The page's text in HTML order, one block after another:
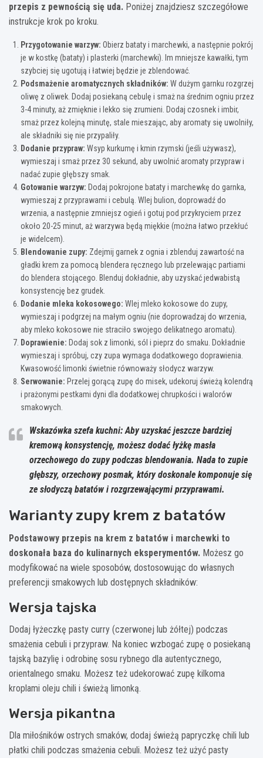
przepis z pewnością się uda. Poniżej znajdziesz szczegółowe
instrukcje krok po kroku.
Przygotowanie warzyw: Obierz bataty i marchewki, a następnie pokrój
je w kostkę (bataty) i plasterki (marchewki). Im mniejsze kawałki, tym
szybciej się ugotują i łatwiej będzie je zblendować.
Podsmażenie aromatycznych składników: W dużym garnku rozgrzej
oliwę z oliwek. Dodaj posiekaną cebulę i smaż na średnim ogniu przez
3-4 minuty, aż zmięknie i lekko się zrumieni. Dodaj czosnek i imbir,
smaż przez kolejną minutę, stale mieszając, aby aromaty się uwolniły,
ale składniki się nie przypaliły.
Dodanie przypraw: Wsyp kurkumę i kmin rzymski (jeśli używasz),
wymieszaj i smaż przez 30 sekund, aby uwolnić aromaty przypraw i
nadać zupie głębszy smak.
Gotowanie warzyw: Dodaj pokrojone bataty i marchewkę do garnka,
wymieszaj z przyprawami i cebulą. Wlej bulion, doprowadź do
wrzenia, a następnie zmniejsz ogień i gotuj pod przykryciem przez
około 20-25 minut, aż warzywa będą miękkie (można łatwo przekłuć
je widelcem).
Blendowanie zupy: Zdejmij garnek z ognia i zblenduj zawartość na
gładki krem za pomocą blendera ręcznego lub przelewając partiami
do blendera stojącego. Blenduj dokładnie, aby uzyskać jedwabistą
konsystencję bez grudek.
Dodanie mleka kokosowego: Wlej mleko kokosowe do zupy,
wymieszaj i podgrzej na małym ogniu (nie doprowadzaj do wrzenia,
aby mleko kokosowe nie straciło swojego delikatnego aromatu).
Doprawienie: Dodaj sok z limonki, sól i pieprz do smaku. Dokładnie
wymieszaj i spróbuj, czy zupa wymaga dodatkowego doprawienia.
Kwasowość limonki świetnie równoważy słodycz warzyw.
Serwowanie: Przelej gorącą zupę do misek, udekoruj świeżą kolendrą
i prażonymi pestkami dyni dla dodatkowej chrupkości i walorów
smakowych.
Wskazówka szefa kuchni: Aby uzyskać jeszcze bardziej
kremową konsystencję, możesz dodać łyżkę masła
orzechowego do zupy podczas blendowania. Nada to zupie
głębszy, orzechowy posmak, który doskonale komponuje się
ze słodyczą batatów i rozgrzewającymi przyprawami.
Warianty zupy krem z batatów
Podstawowy przepis na krem z batatów i marchewki to
doskonała baza do kulinarnych eksperymentów. Możesz go
modyfikować na wiele sposobów, dostosowując do własnych
preferencji smakowych lub dostępnych składników:
Wersja tajska
Dodaj łyżeczkę pasty curry (czerwonej lub żółtej) podczas
smażenia cebuli i przypraw. Na koniec wzbogać zupę o posiekaną
tajską bazylię i odrobinę sosu rybnego dla autentycznego,
orientalnego smaku. Możesz też udekorować zupę kilkoma
kroplami oleju chili i świeżą limonką.
Wersja pikantna
Dla miłośników ostrych smaków, dodaj świeżą papryczkę chili lub
płatki chili podczas smażenia cebuli. Możesz też użyć pasty